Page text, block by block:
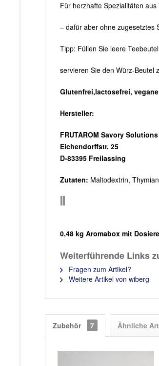
Für herzhafte Spezialitäten
– dafür aber ohne zugesetztes
Tipp: Füllen Sie leere
servieren Sie den Würz-Beutel
Glutenfrei,lactosefrei,
Hersteller:
FRUTAROM Savory
Eichendorffstr. 25
D-83395 Freilassing
Zutaten: Maltodextrin,
0,48 kg Aromabox mit
Weiterführende Links
Fragen zum Artikel?
Weitere Artikel von wiberg
Zubehör 7 Ähnliche